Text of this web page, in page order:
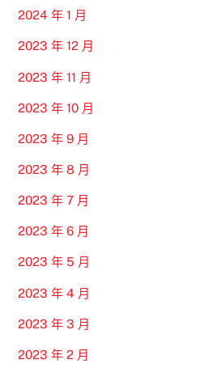
2024 年 1 月
2023 年 12 月
2023 年 11 月
2023 年 10 月
2023 年 9 月
2023 年 8 月
2023 年 7 月
2023 年 6 月
2023 年 5 月
2023 年 4 月
2023 年 3 月
2023 年 2 月